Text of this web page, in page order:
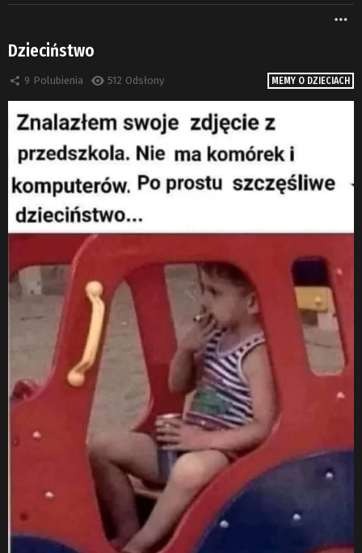
MEMY O DZIECIACH
Dzieciństwo
9 Polubienia 512 Odsłony